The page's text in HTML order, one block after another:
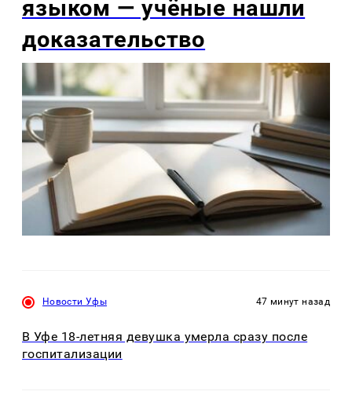
языком — учёные нашли
доказательство
Новости Уфы 47 минут назад
В Уфе 18-летняя девушка умерла сразу после
госпитализации